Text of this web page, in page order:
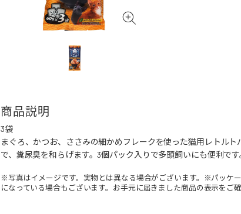
商品説明
3袋
まぐろ、かつお、ささみの細かめフレークを使った猫用レトル
で、糞尿臭を和らげます。3個パック入りで多頭飼いにも便利です
※写真はイメージです。実物とは異なる場合がございます。※パッケ
になっている場合もございます。お手元に届きました商品の表示をご